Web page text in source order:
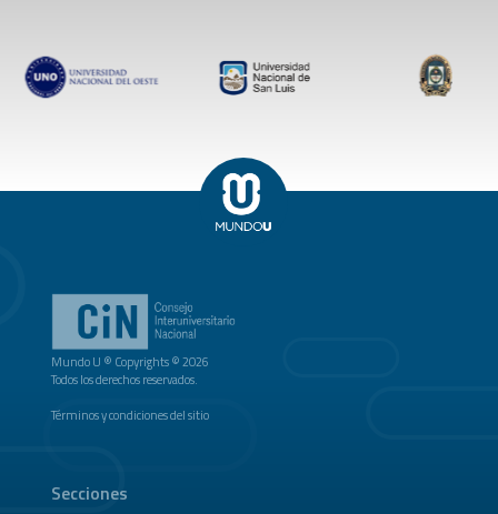
Mundo U ® Copyrights © 2026
Todos los derechos reservados.
Términos y condiciones del sitio
Secciones